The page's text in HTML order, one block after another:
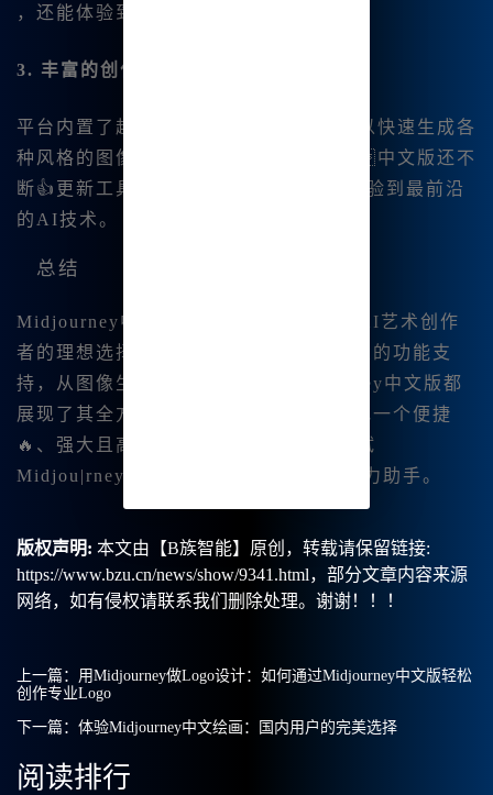
，还能体验到更多创新工具。
3. 丰富的创作工具
平台内置了超过1800种风格模板，可以快速生成各
种风格的图像。除此之外，Midjourney中文版还不
断👍更新工具和模型，确保用户能够体验到最前沿
的AI技术。
总结
Midjourney中文绘画平台，无疑是国内AI艺术创作
者的理想选择。从简便的使用方式到强大的功能支
持，从图像生成到音乐 创作，Midjourney中文版都
展现了其全方位的优势。如果你正在寻找一个便捷
🔥、强大且高效的AI创作工具，不妨试试
Midjou|rney中文版，它将是你创作的得力助手。
版权声明: 本文由【B族智能】原创，转载请保留链接:
https://www.bzu.cn/news/show/9341.html，部分文章内容来源
网络，如有侵权请联系我们删除处理。谢谢！！！
上一篇： 用Midjourney做Logo设计：如何通过Midjourney中文版轻松
创作专业Logo
下一篇： 体验Midjourney中文绘画：国内用户的完美选择
阅读排行